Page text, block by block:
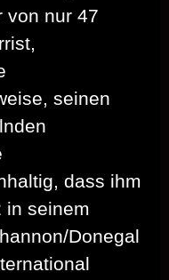
von nur 47
seinen
dass ihm
in seinem
Donegal